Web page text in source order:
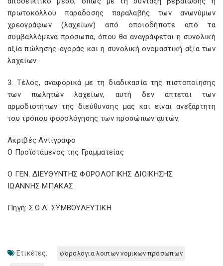
πρωτοκόλλου παράδοσης παραλαβής των ανωνύμων
χρεογράφων (λαχείων) από οποιοδήποτε από τα
συμβαλλόμενα πρόσωπα, όπου θα αναγράφεται η συνολική
αξία πώλησης-αγοράς και η συνολική ονομαστική αξία των
λαχείων.
3. Τέλος, αναφορικά με τη διαδικασία της πιστοποίησης
των πωλητών λαχείων, αυτή δεν άπτεται των
αρμοδιοτήτων της διεύθυνσης μας και είναι ανεξάρτητη
του τρόπου φορολόγησης των προσώπων αυτών.
Ακριβές Αντίγραφο
Ο Προϊστάμενος της Γραμματείας
Ο ΓΕΝ. ΔΙΕΥΘΥΝΤΗΣ ΦΟΡΟΛΟΓΙΚΗΣ ΔΙΟΙΚΗΣΗΣ
ΙΩΑΝΝΗΣ ΜΠΑΚΑΣ
Πηγή: Σ.Ο.Λ. ΣΥΜΒΟΥΛΕΥΤΙΚΗ
Ετικέτες: φορολογια λοιπων νομικων προσωπων